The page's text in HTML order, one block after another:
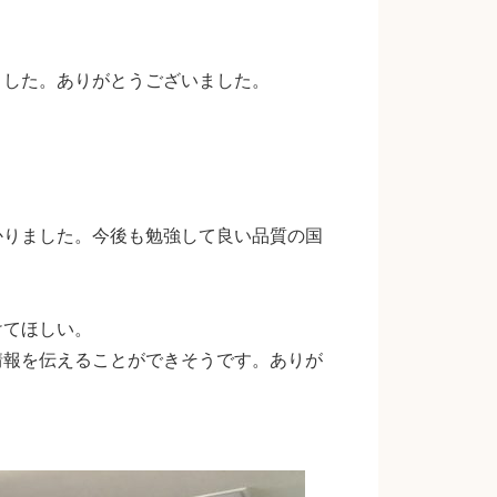
た。ありがとうございました。
ました。今後も勉強して良い品質の国
ほしい。
を伝えることができそうです。ありが